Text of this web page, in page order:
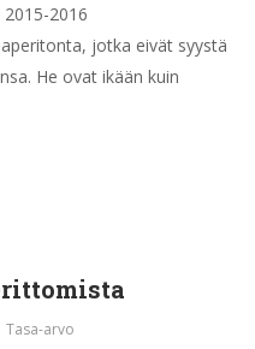
2016
jotka eivät syystä
He ovat ikään kuin
Tasa-arvo